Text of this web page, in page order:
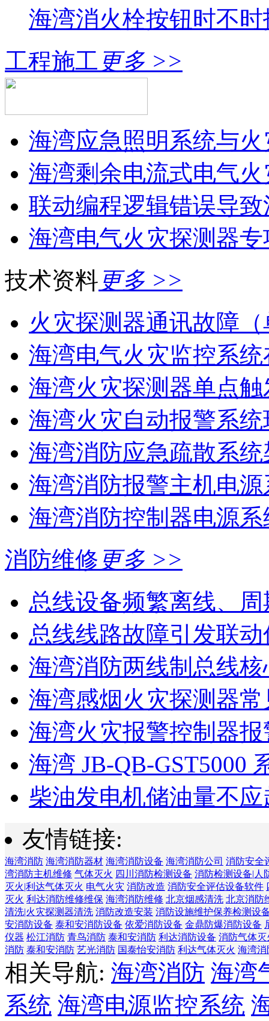
海湾消火栓按钮时不
工程施工 更多 >>
海湾应急照明系统与火
海湾剩余电流式电气火
联动编程逻辑错误导致
海湾电气火灾探测器
技术资料 更多 >>
火灾探测器通讯故障
海湾电气火灾监控系统
海湾火灾探测器单点
海湾火灾自动报警系统
海湾消防应急疏散系统
海湾消防报警主机电源
海湾消防控制器电源系
消防维修 更多 >>
总线设备频繁离线、
总线线路故障引发联
海湾消防两线制总线核
海湾感烟火灾探测器常
海湾火灾报警控制器报
海湾 JB-QB-GST5000
柴油发电机储油量不应
友情链接:
海湾消防 海湾消防器材 海湾消防设备 海湾消防公司 消防安全
湾消防主机维修 气体灭火 四川消防检测设备 消防检测设备|人
灭火|利达气体灭火 电气火灾 消防改造 消防安全评估设备软件
灭火 利达消防维修维保 海湾消防维修 北京烟感清洗 北京消防
清洗|火灾探测器清洗 消防改造安装 消防设施维护保养检测设
安消防设备 泰和安消防设备 依爱消防设备 金鼎防爆消防设备
仪器 松江消防 青鸟消防 泰和安消防 利达消防设备 消防气体灭
消防 泰和安消防 艺光消防 国泰怡安消防 利达气体灭火 海湾消
相关导航: 海湾消防 海湾
系统 海湾电源监控系统